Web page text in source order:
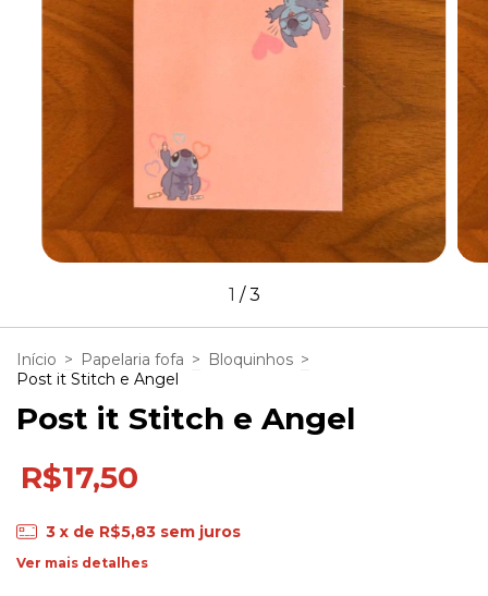
1 /3
Início > Papelaria fofa > Bloquinhos >
Post it Stitch e Angel
Post it Stitch e Angel
R$17,50
3 x de R$5,83 sem juros
Ver mais detalhes